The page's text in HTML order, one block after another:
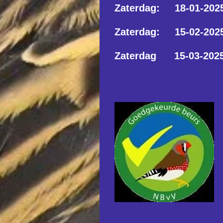
Zaterdag: 18-01-
Zaterdag: 15-02-
Zaterdag 15-03-